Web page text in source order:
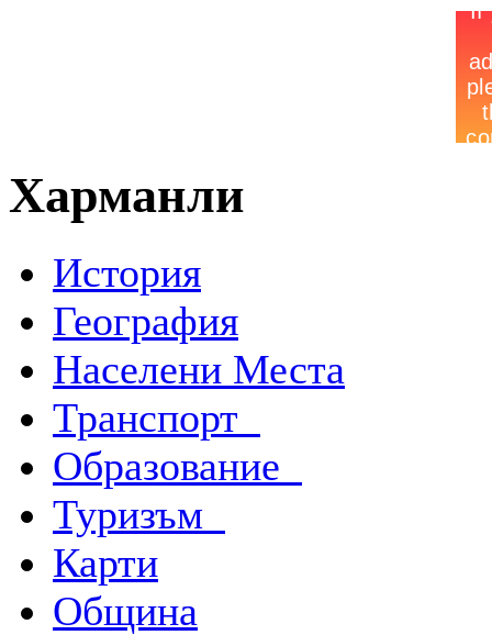
Харманли
История
География
Населени Места
Транспорт
Образование
Туризъм
Карти
Община